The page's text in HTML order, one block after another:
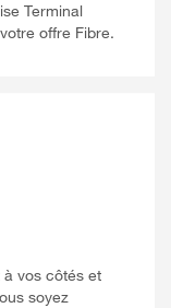
Terminal
offre Fibre.
à vos côtés et
soyez